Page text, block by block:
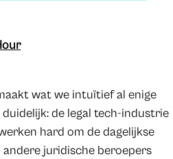
wat we intuïtief al enige
de legal tech-industrie
hard om de dagelijkse
juridische beroepers